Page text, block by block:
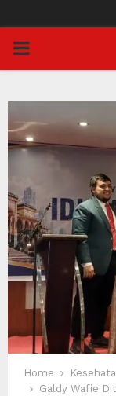
PRIMARY
Home
Galdy Wafie